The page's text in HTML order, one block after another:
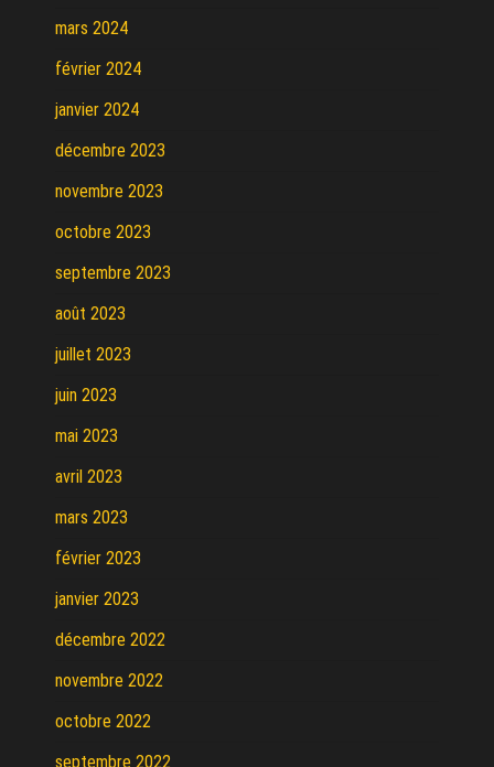
mars 2024
février 2024
janvier 2024
décembre 2023
novembre 2023
octobre 2023
septembre 2023
août 2023
juillet 2023
juin 2023
mai 2023
avril 2023
mars 2023
février 2023
janvier 2023
décembre 2022
novembre 2022
octobre 2022
septembre 2022